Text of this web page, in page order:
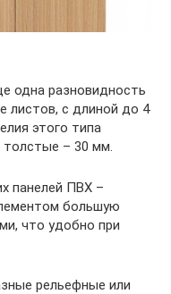
одна разновидность
листов, с длиной до 4
этого типа
– 30 мм.
панелей ПВХ –
большую
что удобно при
рельефные или